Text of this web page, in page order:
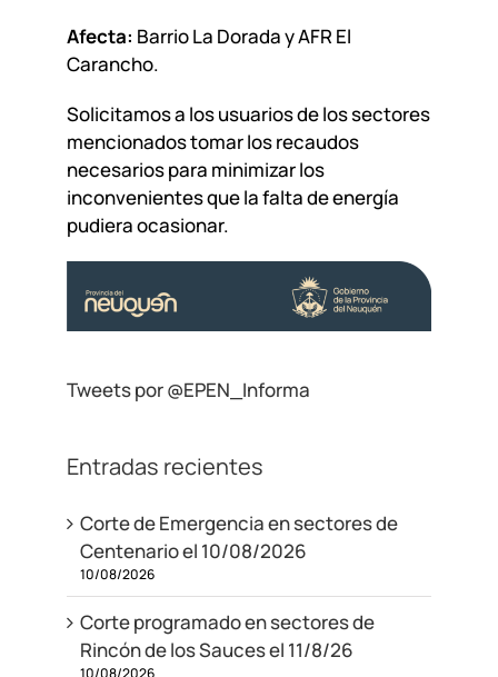
Afecta: Barrio La Dorada y AFR El
Carancho.
Solicitamos a los usuarios de los sectores
mencionados tomar los recaudos
necesarios para minimizar los
inconvenientes que la falta de energía
pudiera ocasionar.
Tweets por @EPEN_Informa
Entradas recientes
Corte de Emergencia en sectores de
Centenario el 10/08/2026
10/08/2026
Corte programado en sectores de
Rincón de los Sauces el 11/8/26